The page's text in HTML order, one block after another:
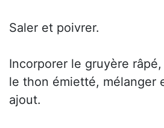
Saler et poivrer.
Incorporer le gruyère
le thon émietté, mélanger
ajout.